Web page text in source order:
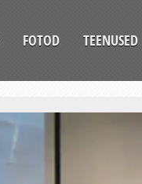
FOTOD TEENUSED